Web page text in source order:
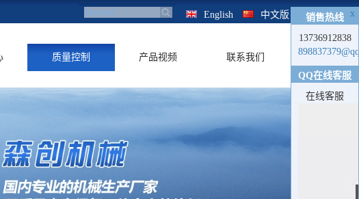
English 中文版
质量控制 产品视频 联系我们
x
销售热线
13736912838
QQ在线客服
在线客服